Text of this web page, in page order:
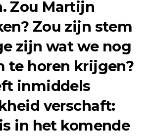
Zou Martijn
Zou zijn stem
zijn wat we nog
te horen krijgen?
inmiddels
verschaft:
in het komende